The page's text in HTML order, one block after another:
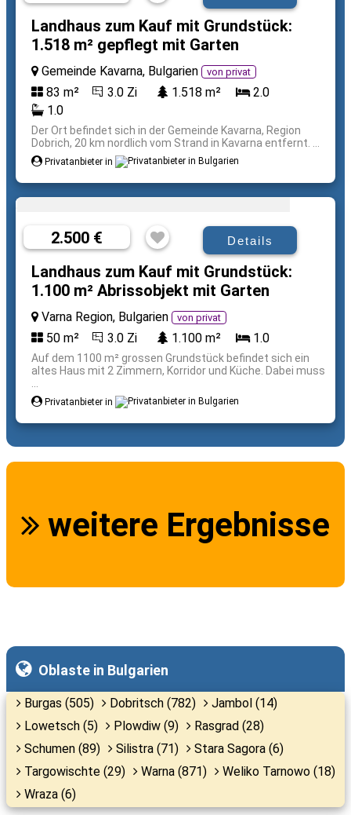
Landhaus zum Kauf mit Grundstück:
1.518 m² gepflegt mit Garten
Gemeinde Kavarna, Bulgarien von privat
83 m² 3.0 Zi 1.518 m²
2.0
1.0
Der Ort befindet sich in der Gemeinde Kavarna, Region
Dobrich, 20 km nordlich vom Strand in Kavarna entfernt. ...
Privatanbieter in
2.500 € Details
Landhaus zum Kauf mit Grundstück:
1.100 m² Abrissobjekt mit Garten
Varna Region, Bulgarien von privat
50 m² 3.0 Zi 1.100 m² 1.0
Auf dem 1100 m² grossen Grundstück befindet sich ein
altes Haus mit 2 Zimmern, Korridor und Küche. Dabei muss
Privatanbieter in
weitere Ergebnisse
Oblaste in Bulgarien
Burgas (505) Dobritsch (782)
Jambol (14)
Lowetsch (5)
Plowdiw (9)
Rasgrad (28)
Schumen (89)
Silistra (71)
Stara Sagora (6)
Targowischte (29)
Warna (871)
Weliko Tarnowo (18)
Wraza (6)